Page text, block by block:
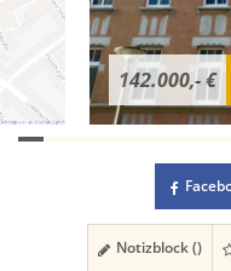
142.000,- €
Notizblock ()